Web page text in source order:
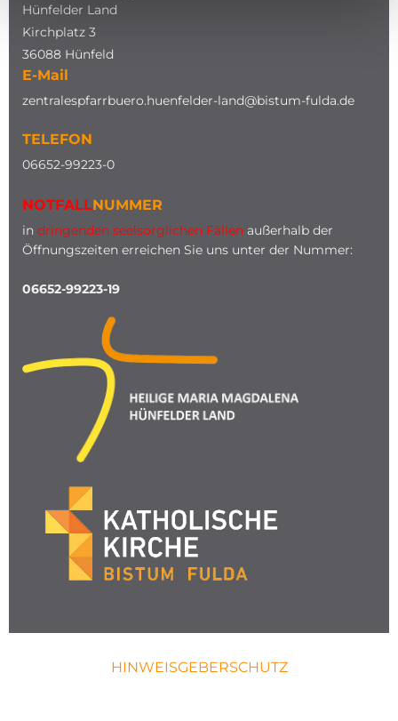
Hünfelder Land
Kirchplatz 3
36088 Hünfeld
E-Mail
zentralespfarrbuero.huenfelder-land@bistum-fulda.de
TELEFON
06652-99223-0
NOTFALLNUMMER
in dringenden seelsorglichen Fällen außerhalb der
Öffnungszeiten erreichen Sie uns unter der Nummer:
06652-99223-19
HINWEISGEBERSCHUTZ